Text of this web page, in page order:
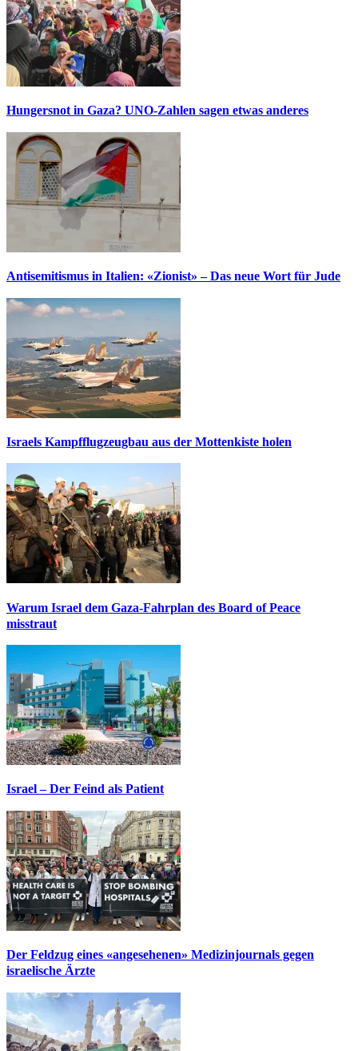
Hungersnot in Gaza? UNO-Zahlen sagen etwas anderes
Antisemitismus in Italien: «Zionist» – Das neue Wort für Jude
Israels Kampfflugzeugbau aus der Mottenkiste holen
Warum Israel dem Gaza-Fahrplan des Board of Peace
misstraut
Israel – Der Feind als Patient
Der Feldzug eines «angesehenen» Medizinjournals gegen
israelische Ärzte